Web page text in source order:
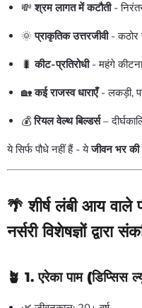
💸 श्रम लागत में कटौती -
🌞 प्राकृतिक उत्तरजीवी - कठोर
🐛 कीट-प्रतिरोधी - महंगे
🏡 कई राजस्व धाराएँ - लकड़ी,
💰 रियल वेल्थ बिल्डर्स –
ये सिर्फ पौधे नहीं हैं - ये जीवन भर की
🌴 शीर्ष लंबी आय वाले
नर्सरी विशेषज्ञों द्वारा
🪴 1. एरेका पाम (डिप्सिस